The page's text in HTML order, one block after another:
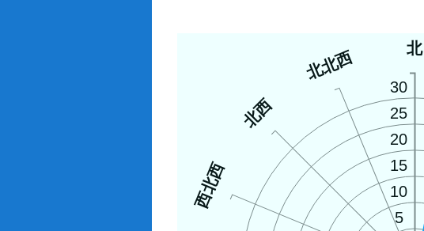
北
西北西
北西
北北西
5
10
15
20
25
30